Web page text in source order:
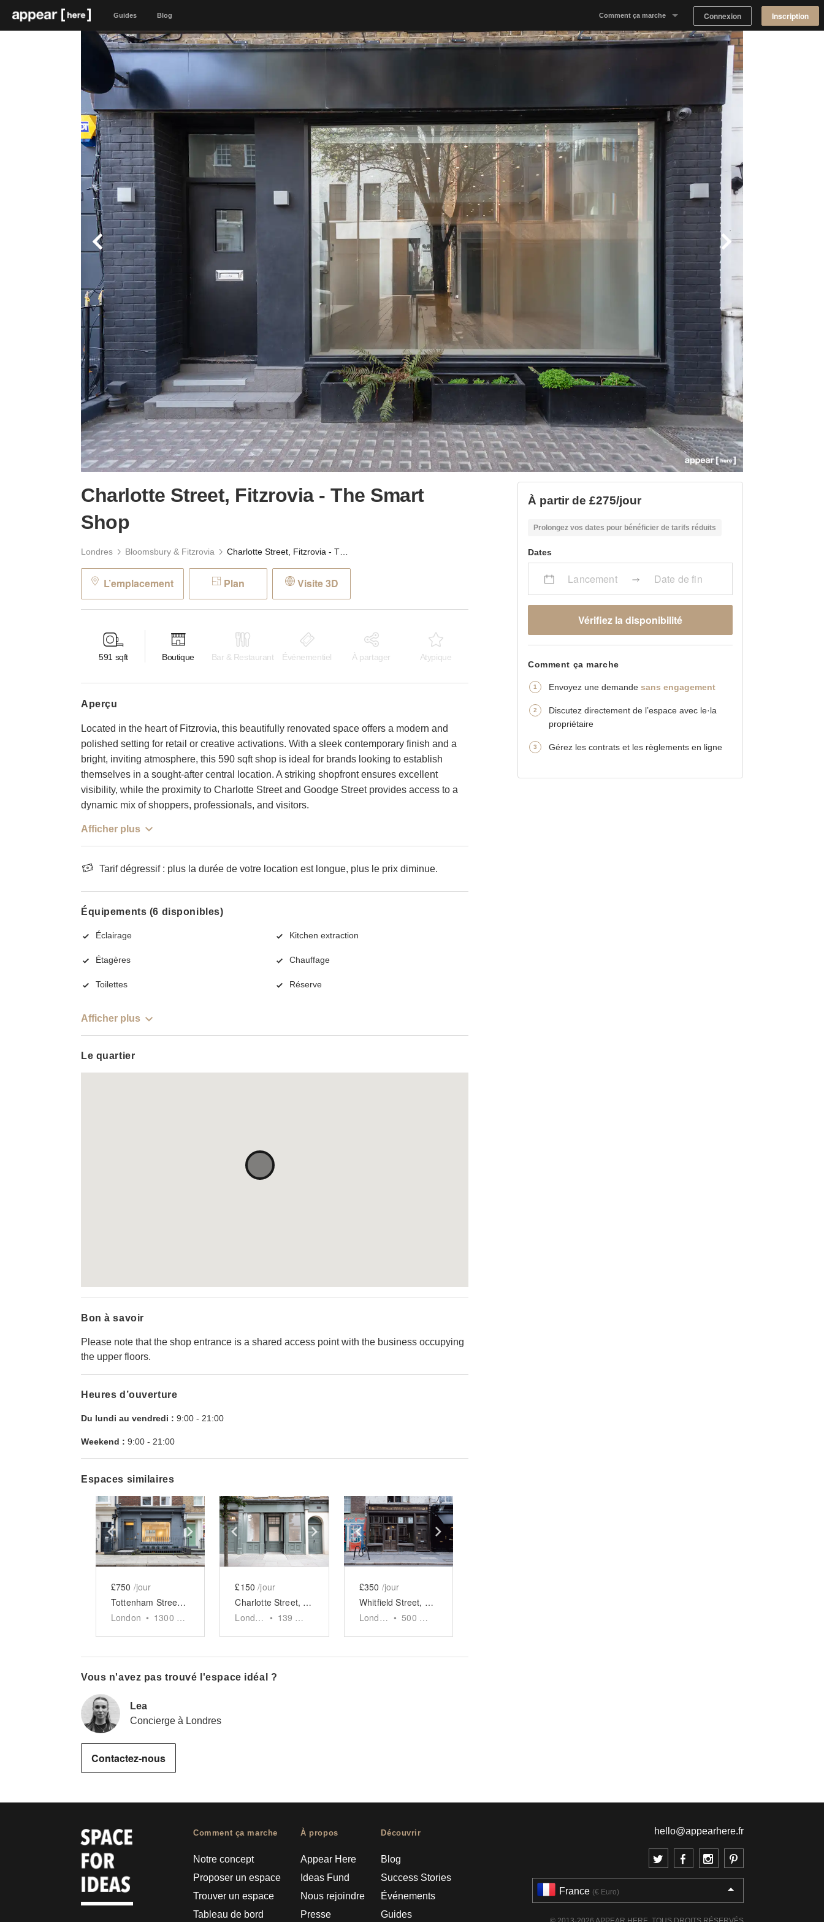
Guides Blog Comment ça marche
Notre concept
Trouver un espace
Tableau de Bord Propriétaire
Connexion Inscription
Charlotte Street, Fitzrovia - The Smart
Shop
Londres Bloomsbury & Fitzrovia
L’emplacement Plan Visite 3D
591 sqft Boutique Bar & Restaurant Événementiel À partager Atypique
aperçu
Located in the heart of Fitzrovia, this beautifully renovated space offers a modern and
polished setting for retail or creative activations. With a sleek contemporary finish and a
bright, inviting atmosphere, this 590 sqft shop is ideal for brands looking to establish
themselves in a sought-after central location. A striking shopfront ensures excellent
visibility, while the proximity to Charlotte Street and Goodge Street provides access to a
dynamic mix of shoppers, professionals, and visitors.
Afficher plus
Tarif dégressif : plus la durée de votre location est longue, plus le prix diminue.
Équipements (6 disponibles)
Éclairage Kitchen extraction
Étagères Chauffage
Toilettes Réserve
Afficher plus
Le quartier
Bon à savoir
Please note that the shop entrance is a shared access point with the business occupying
the upper floors.
Heures d’ouverture
Du lundi au vendredi : 9:00 - 21:00
Weekend : 9:00 - 21:00
Espaces similaires
Show previous slideShow next slide
£750 /jour
Tottenham Street, Fitzrovia - The Artful Store
London • 1300
Show previous slideShow next slide
£150 /jour
Charlotte Street, Fitzrovia - The Green Pop Up Shop
London • 139
Show previous slideShow next slide
£350 /jour
Whitfield Street, Fitzrovia - The Old Toy Store
London • 500
Vous n'avez pas trouvé l'espace idéal ?
Lea
Concierge à Londres
Contactez-nous
À partir de £275/jour
Prolongez vos dates pour bénéficier de tarifs réduits
Dates
Lancement Date de fin
Vérifiez la disponibilité
Comment ça marche
Envoyez une demandesans engagement
Discutez directement de l’espace avec le·la
propriétaire
Gérez les contrats et les règlements en ligne
Comment ça marche
Notre concept
Proposer un espace
Trouver un espace
Tableau de bord
À propos
Appear Here
Ideas Fund
Nous rejoindre
Presse
Découvrir
Blog
Success Stories
Événements
Guides
hello@appearhere.fr
France (€ Euro)